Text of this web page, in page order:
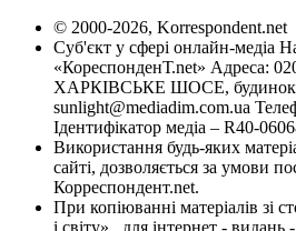
© 2000-2026, Korrespondent.net
Суб'єкт у сфері онлайн-медіа
«КореспонденТ.net» Адреса:
ХАРКІВСЬКЕ ШОСЕ, будинок
sunlight@mediadim.com.ua
Ідентифікатор медіа – R40-
Використання будь-яких
сайті, дозволяється за умови
Корреспондент.net.
При копіюванні матеріалів зі
і світу» , для інтернет - видань